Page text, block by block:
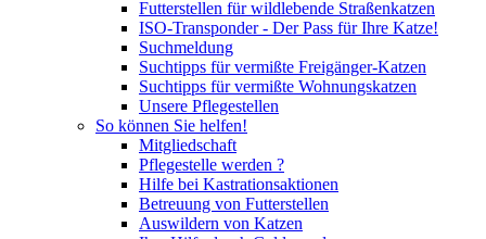
Futterstellen für wildlebende Straßenkatzen
ISO-Transponder - Der Pass für Ihre Katze!
Suchmeldung
Suchtipps für vermißte Freigänger-Katzen
Suchtipps für vermißte Wohnungskatzen
Unsere Pflegestellen
So können Sie helfen!
Mitgliedschaft
Pflegestelle werden ?
Hilfe bei Kastrationsaktionen
Betreuung von Futterstellen
Auswildern von Katzen